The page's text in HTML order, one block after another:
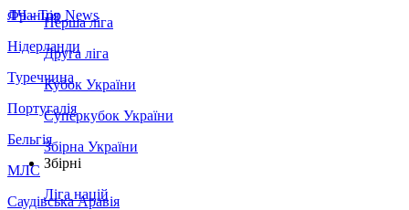
Франція
Нідерланди
Туреччина
Португалія
Бельгія
МЛС
Саудівська Аравія
ЛЧ - Top News
Перша ліга
Друга ліга
Кубок України
Суперкубок України
Збірна України
Збірні
Ліга націй